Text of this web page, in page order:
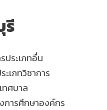
รี
ระเภทอื่น
เภทวิชาการ
ศบาล
การศึกษาองค์กร